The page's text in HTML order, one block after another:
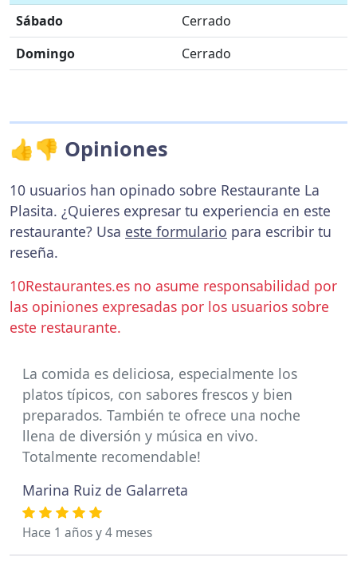
Sábado
Cerrado
Domingo
Cerrado
👍👎 Opiniones
10 usuarios han opinado sobre Restaurante La
Plasita. ¿Quieres expresar tu experiencia en este
restaurante? Usa este formulario para escribir tu
reseña.
10Restaurantes.es no asume responsabilidad por
las opiniones expresadas por los usuarios sobre
este restaurante.
La comida es deliciosa, especialmente los
platos típicos, con sabores frescos y bien
preparados. También te ofrece una noche
llena de diversión y música en vivo.
Totalmente recomendable!
Marina Ruiz de Galarreta
Hace 1 años y 4 meses